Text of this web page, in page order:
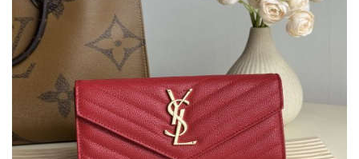
録
ー
管
ら
せ
2026人気特集
バッグ
ズボン
衣装セット
住まい用品
アクセサリー
ベルト
スカーフ
アイフォーンケ
ース